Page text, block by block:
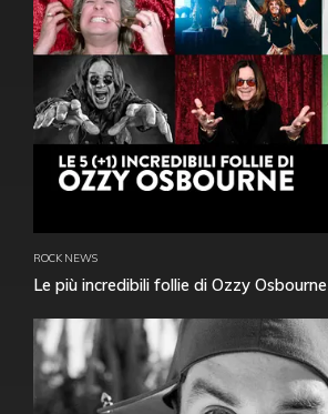
ROCK NEWS
Le più incredibili follie di Ozzy Osbourne